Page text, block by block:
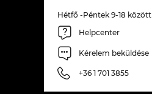
Hétfő -Péntek 9-18 között
Helpcenter
Kérelem beküldése
+36 1 701 3855